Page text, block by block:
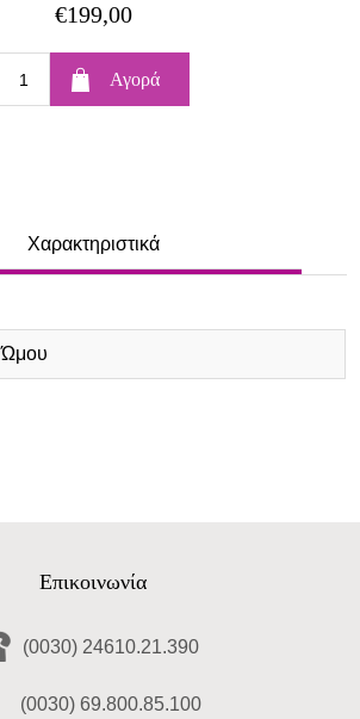
€199,00
Χαρακτηριστικά
Ώμου
Επικοινωνία
(0030) 24610.21.390
(0030) 69.800.85.100